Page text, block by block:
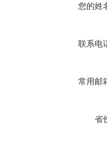
您的姓
联系电
常用邮
省